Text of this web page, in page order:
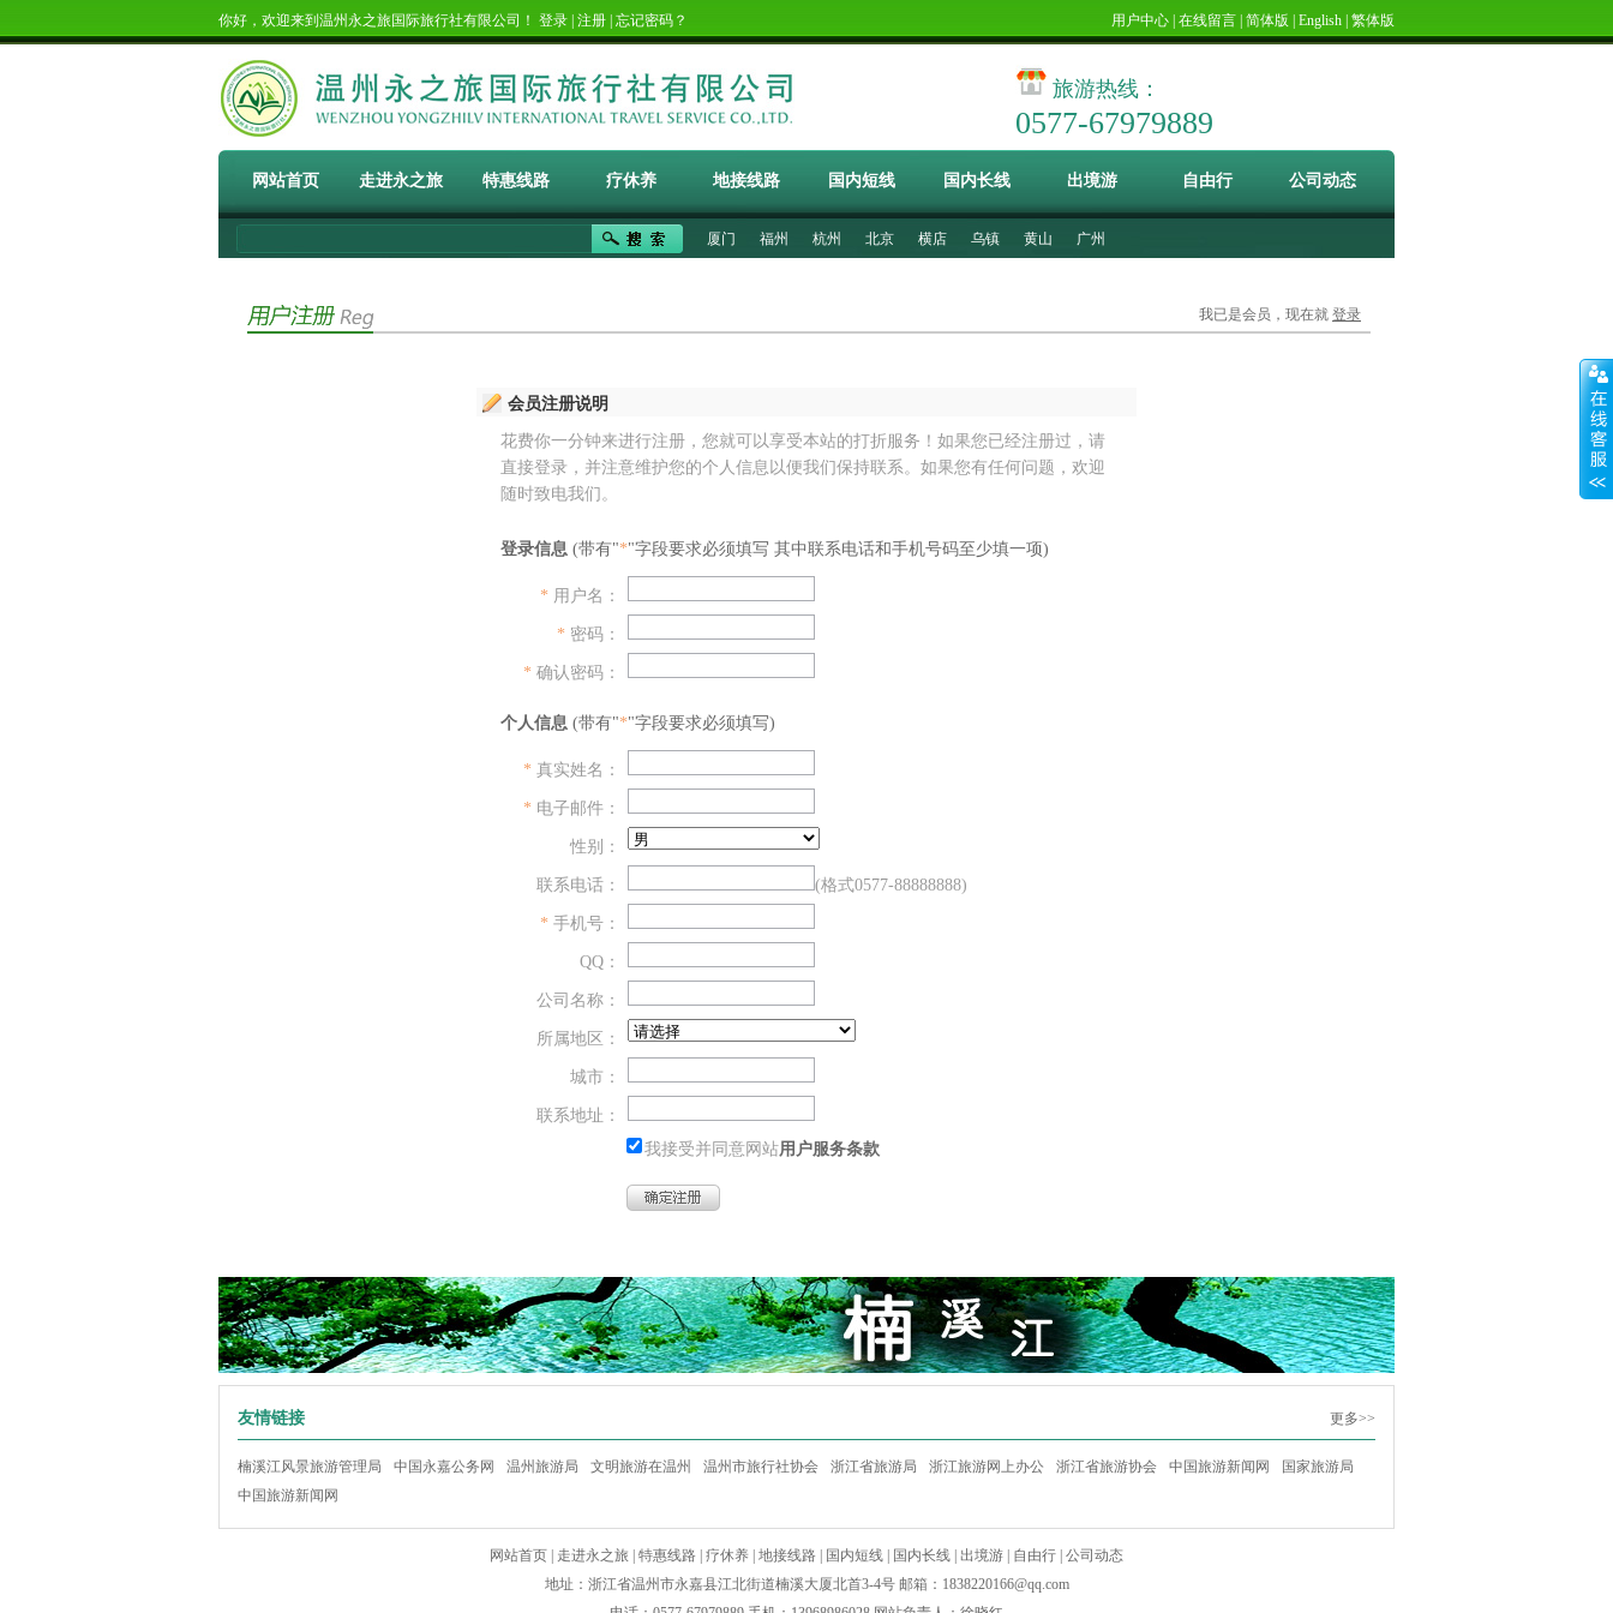
你好，欢迎来到温州永之旅国际旅行社有限公司！ 登录 注册 忘记密码？ 用户中心 在线留言 简体版 English 繁体版
旅游热线：
0577-67979889
网站首页 走进永之旅 特惠线路 疗休养 地接线路 国内短线 国内长线 出境游 自由行 公司动态
厦门 福州 杭州 北京 横店 乌镇 黄山 广州
我已是会员，现在就 登录
会员注册说明
花费你一分钟来进行注册，您就可以享受本站的打折服务！如果您已经注册过，请
直接登录，并注意维护您的个人信息以便我们保持联系。如果您有任何问题，欢迎
随时致电我们。
登录信息 (带有"*"字段要求必须填写 其中联系电话和手机号码至少填一项)
* 用户名：
* 密码：
* 确认密码：
个人信息 (带有"*"字段要求必须填写)
* 真实姓名：
* 电子邮件：
性别：
联系电话： (格式0577-88888888)
* 手机号：
QQ：
公司名称：
所属地区：
城市：
联系地址：
我接受并同意网站用户服务条款
友情链接 更多>>
楠溪江风景旅游管理局 中国永嘉公务网 温州旅游局 文明旅游在温州 温州市旅行社协会 浙江省旅游局 浙江旅游网上办公 浙江省旅游协会 中国旅游新闻网
国家旅游局
中国旅游新闻网
网站首页 走进永之旅 特惠线路 疗休养 地接线路 国内短线 国内长线 出境游 自由行 公司动态
地址：浙江省温州市永嘉县江北街道楠溪大厦北首3-4号 邮箱： 1838220166@qq.com